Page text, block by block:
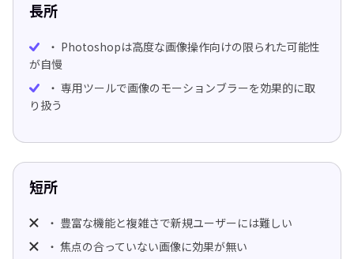
長所
・ Photoshopは高度な画像操作向けの限られた可能性
が自慢
・ 専用ツールで画像のモーションブラーを効果的に取
り扱う
短所
・ 豊富な機能と複雑さで新規ユーザーには難しい
・ 焦点の合っていない画像に効果が無い